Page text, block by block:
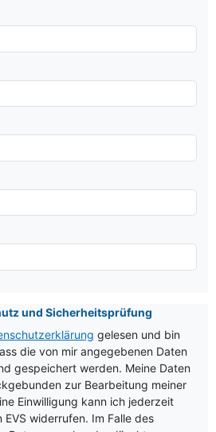
und Sicherheitsprüfung
gelesen und bin
die von mir angegebenen Daten
gespeichert werden. Meine Daten
zur Bearbeitung meiner
Einwilligung kann ich jederzeit
widerrufen. Im Falle des